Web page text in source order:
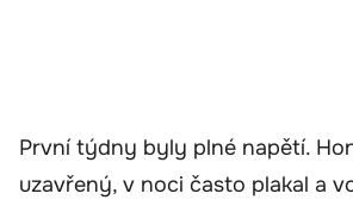
První týdny byly plné napětí.
uzavřený, v noci často plakal a